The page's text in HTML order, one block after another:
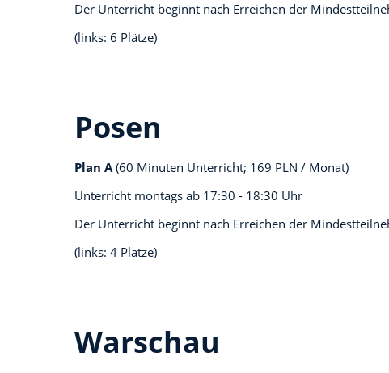
Der Unterricht beginnt nach Erreichen der
(links: 6 Plätze)
Posen
Plan A(60 Minuten Unterricht; 169 PLN / Monat)
Unterricht montags ab 17:30 - 18:30 Uhr
Der Unterricht beginnt nach Erreichen der
(links: 4 Plätze)
Warschau